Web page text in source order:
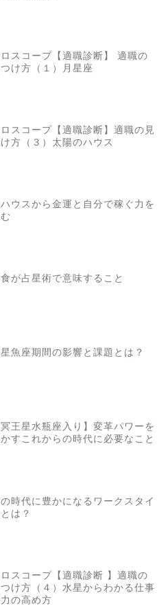
スコープ【適職診断】 適職の
つけ方（１）月星座
スコープ【適職診断】適職の見
方（３）太陽のハウス
ハウスから金運と自分で稼ぐ力を
食が占星術で意味すること
魚座期間の影響と課題とは？
冥王星水瓶座入り】変革パワーを
すこれからの時代に必要なこと
の時代に豊かになるワークスタイ
は？
スコープ【適職診断 】適職の
つけ方（４）水星からわかる仕事
の高め方